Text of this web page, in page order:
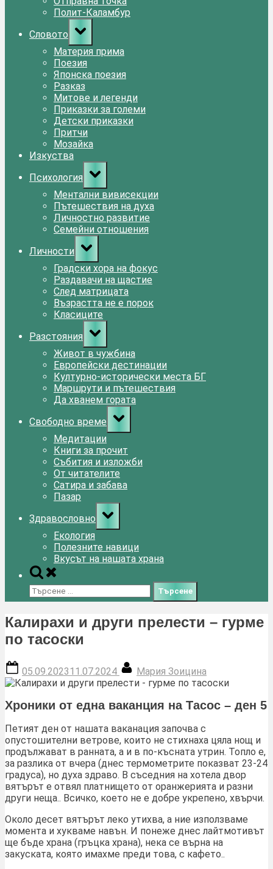
Полит-Каламбур
Словото
Toggle
sub-
menu
Материя прима
Поезия
Японска поезия
Разказ
Митове и легенди
Приказки за големи
Детски приказки
Притчи
Мозайка
Изкуства
Психология
Toggle
sub-
menu
Ментални вивисекции
Пътешествия на духа
Личностно развитие
Семейни отношения
Личности
Toggle
sub-
menu
Градски хора на фокус
Раздавачи на щастие
След матрицата
Възрастта не е порок
Класиците
Разстояния
Toggle
sub-
menu
Живот в чужбина
Европейски дестинации
Културно-исторически места БГ
Маршрути и пътешествия
Да хванем гората
Свободно време
Toggle
sub-
menu
Медитации
Книги за прочит
Събития и изложби
От читателите
Сатира и забава
Пазар
Здравословно
Toggle
sub-
menu
Екология
Полезните навици
Вкусът на нашата храна
Toggle
search
form
Търсене
за:
Калирахи и други прелести – гурме
по тасоски
Posted
on
05.09.202311.07.2024
By
Мария Зоицина
Хроники от една ваканция на Тасос – ден 5
Петият ден от нашата ваканация започва с
опустошителни ветрове, които не стихнаха цяла нощ и
продължават в ранната, а и в по-късната утрин. Топло е,
за разлика от вчера (днес термометрите показват 23-24
градуса), но духа здраво. В съседния на хотела двор
вятърът е отвял платнището от оранжерията и разни
други неща.. Всичко, което не е добре укрепено, хвърчи.
Около десет вятърът леко утихва, а ние използваме
момента и хукваме навън. И понеже днес лайтмотивът
ще бъде храна (гръцка храна), нека се върна на
закуската, която имахме преди това, с кафето..